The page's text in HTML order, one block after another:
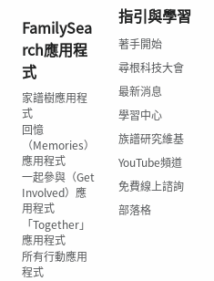
FamilySea
rch應用程
式
家譜樹應用程
式
回憶
（Memories）
應用程式
一起參與（Get
Involved）應
用程式
「Together」
應用程式
所有行動應用
程式
指引與學習
著手開始
尋根科技大會
最新消息
學習中心
族譜研究維基
YouTube頻道
免費線上諮詢
部落格